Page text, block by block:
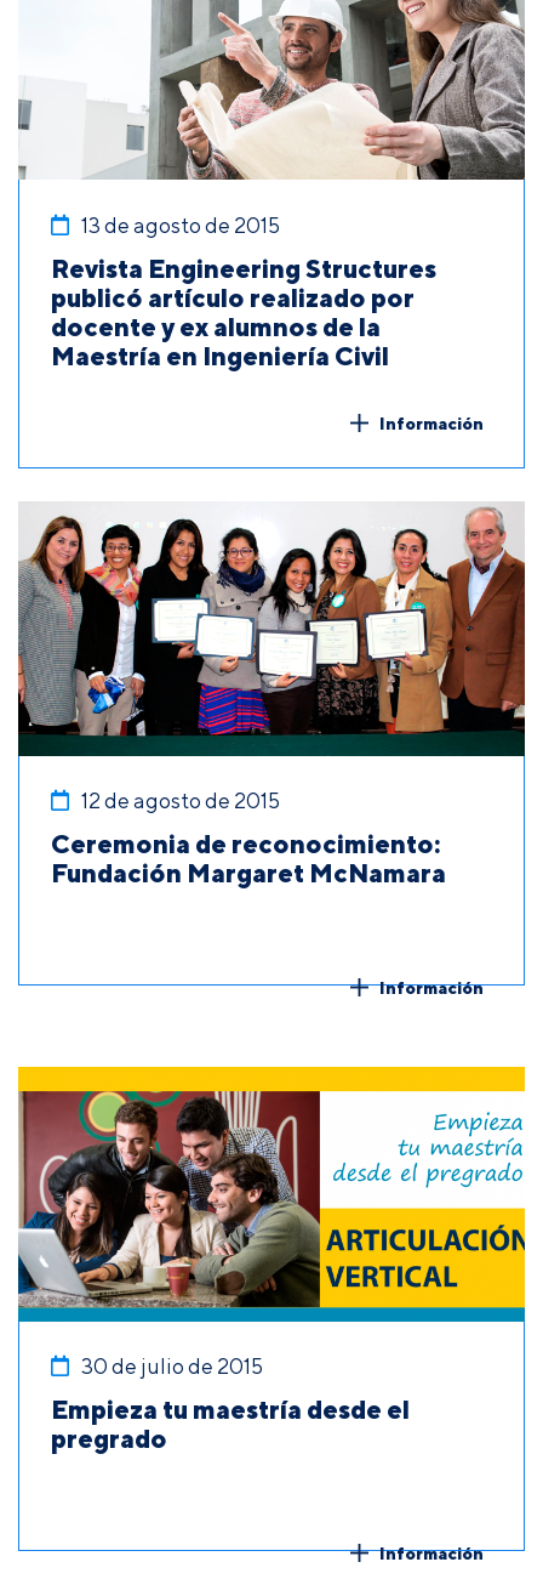
13 de agosto de 2015
Revista Engineering Structures
publicó artículo realizado por
docente y ex alumnos de la
Maestría en Ingeniería Civil
Información
12 de agosto de 2015
Ceremonia de reconocimiento:
Fundación Margaret McNamara
Información
30 de julio de 2015
Empieza tu maestría desde el
pregrado
Información